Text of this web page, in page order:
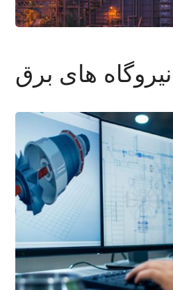
نیروگاه های برق